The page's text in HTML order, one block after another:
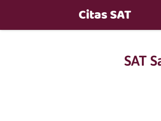
Citas SAT
SAT